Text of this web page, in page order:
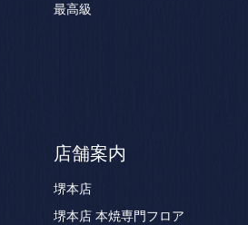
最高級
店舗案内
堺本店
堺本店 本焼専門フロア